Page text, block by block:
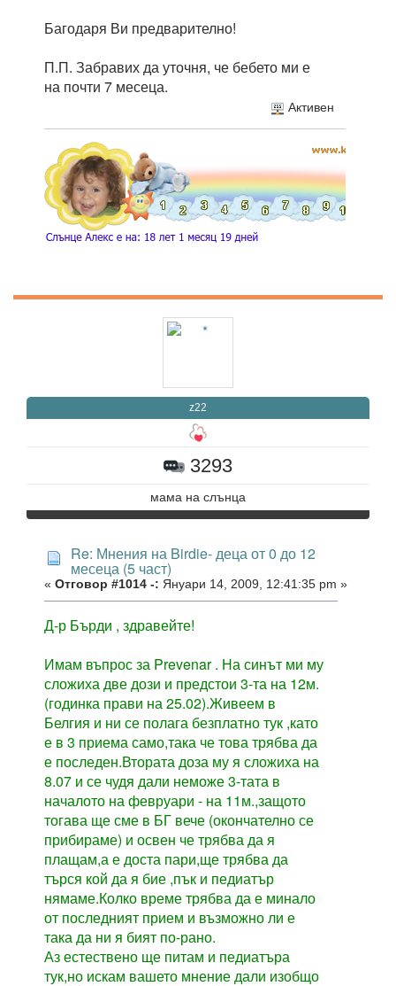
Багодаря Ви предварително!
П.П. Забравих да уточня, че бебето ми е
на почти 7 месеца.
Активен
z22
3293
мама на слънцa
Re: Мнения на Birdie- деца от 0 до 12
месеца (5 част)
« Отговор #1014 -: Януари 14, 2009, 12:41:35 pm »
Д-р Бърди , здравейте!
Имам въпрос за Prevenar . На синът ми му
сложиха две дози и предстои 3-та на 12м.
(годинка прави на 25.02).Живеем в
Белгия и ни се полага безплатно тук ,като
е в 3 приема само,така че това трябва да
е последен.Втората доза му я сложиха на
8.07 и се чудя дали неможе 3-тата в
началото на февруари - на 11м.,защото
тогава ще сме в БГ вече (окончателно се
прибираме) и освен че трябва да я
плащам,а е доста пари,ще трябва да
търся кой да я бие ,пък и педиатър
нямаме.Колко време трябва да е минало
от последният прием и възможно ли е
така да ни я бият по-рано.
Аз естествено ще питам и педиатъра
тук,но искам вашето мнение дали изобщо